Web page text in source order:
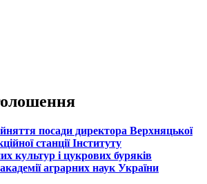
посади директора Верхняцької
станції Інституту
культур і цукрових буряків
аграрних наук України